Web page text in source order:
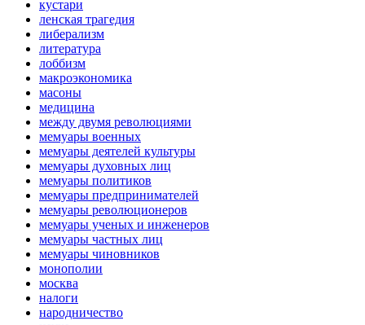
кустари
ленская трагедия
либерализм
литература
лоббизм
макроэкономика
масоны
медицина
между двумя революциями
мемуары военных
мемуары деятелей культуры
мемуары духовных лиц
мемуары политиков
мемуары предпринимателей
мемуары революционеров
мемуары ученых и инженеров
мемуары частных лиц
мемуары чиновников
монополии
москва
налоги
народничество